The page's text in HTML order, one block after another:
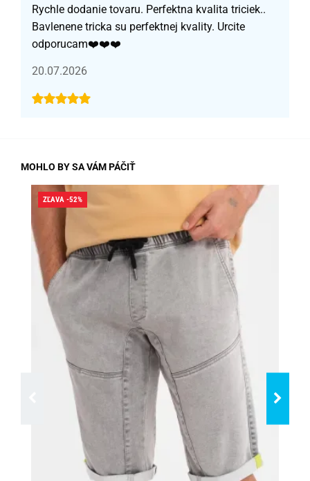
Rychle dodanie tovaru. Perfektna kvalita triciek..
Bavlenene tricka su perfektnej kvality. Urcite
odporucam❤️❤️❤️
20.07.2026
MOHLO BY SA VÁM PÁČIŤ
ZĽAVA -52%